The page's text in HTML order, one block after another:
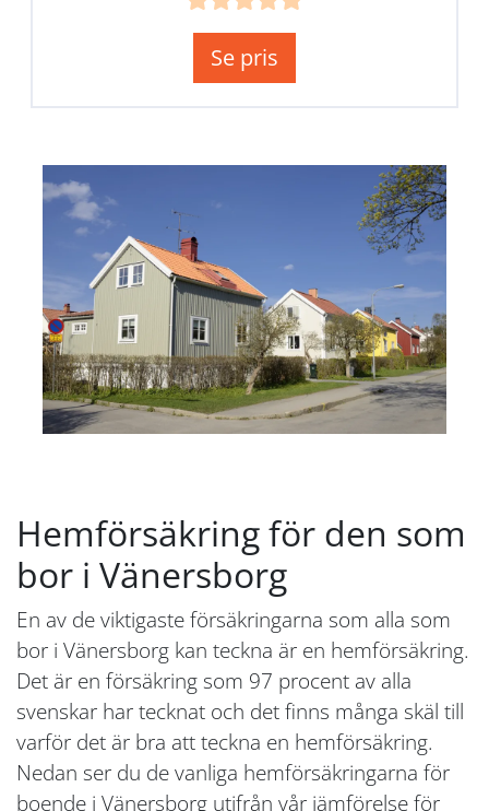
Se pris
Hemförsäkring för den som
bor i Vänersborg
En av de viktigaste försäkringarna som alla som
bor i Vänersborg kan teckna är en hemförsäkring.
Det är en försäkring som 97 procent av alla
svenskar har tecknat och det finns många skäl till
varför det är bra att teckna en hemförsäkring.
Nedan ser du de vanliga hemförsäkringarna för
boende i Vänersborg utifrån vår jämförelse för